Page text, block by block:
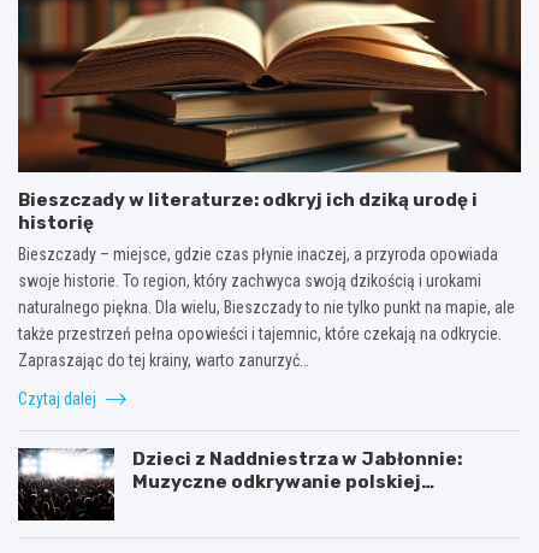
Bieszczady w literaturze: odkryj ich dziką urodę i
historię
Bieszczady – miejsce, gdzie czas płynie inaczej, a przyroda opowiada
swoje historie. To region, który zachwyca swoją dzikością i urokami
naturalnego piękna. Dla wielu, Bieszczady to nie tylko punkt na mapie, ale
także przestrzeń pełna opowieści i tajemnic, które czekają na odkrycie.
Zapraszając do tej krainy, warto zanurzyć…
Czytaj dalej
Dzieci z Naddniestrza w Jabłonnie:
Muzyczne odkrywanie polskiej